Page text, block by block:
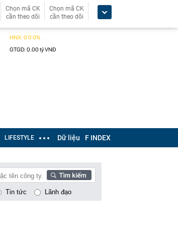
Chọn mã CK
cần theo dõi
Chọn mã CK
cần theo dõi
LIFESTYLE Dữ liệu F INDEX
Tin tức Lãnh đạo